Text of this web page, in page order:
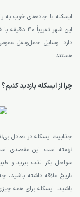
ایسکله با جاده‌های خوب
دارد. وسایل حمل‌ونقل
هستند.
چرا از ایسکله بازدید کنیم؟
جذابیت ایسکله در تعادل
نهفته است. این مقصدی
سواحل بکر لذت ببرید و
تاریخ علاقه داشته باشید،
باشید، ایسکله برای همه چیزی